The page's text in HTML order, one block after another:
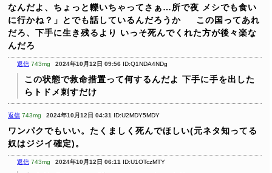
なんだよ、ちょっと轢いちゃってさぁ…所で夜 メシでも食い
に行かね？」とでも話しているんだろうか
この国ってあれ
だろ、下手に生き残るより
いっそ死んでくれた方が後々楽な
んだろ
返信 743mg 2024年10月12日 09:56 ID:Q1NDA4NDg
この状態で救命措置って何するんだよ 下手に手を出した
らトドメ刺すだけ
返信 743mg 2024年10月12日 04:31 ID:U2MDY5MDY
ワンパクでもいい。たくましく死んでほしい(元ネタ知ってる
奴はジジイ確定)。
返信 743mg 2024年10月12日 06:11 ID:U1OTczMTY